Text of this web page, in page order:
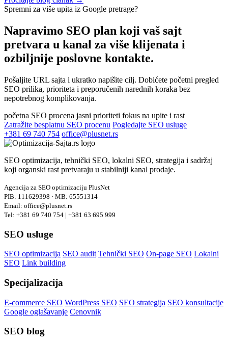
Spremni za više upita iz Google pretrage?
Napravimo SEO plan koji vaš sajt
pretvara u kanal za više klijenata i
ozbiljnije poslovne kontakte.
Pošaljite URL sajta i ukratko napišite cilj. Dobićete početni pregled
SEO prilika, prioriteta i preporučenih narednih koraka bez
nepotrebnog komplikovanja.
početna SEO procena jasni prioriteti fokus na upite i rast
Zatražite besplatnu SEO procenu Pogledajte SEO usluge
+381 69 740 754 office@plusnet.rs
SEO optimizacija, tehnički SEO, lokalni SEO, strategija i sadržaj
koji organski rast pretvaraju u stabilniji kanal prodaje.
Agencija za SEO optimizaciju PlusNet
PIB: 111629398 · MB: 65551314
Email: office@plusnet.rs
Tel: +381 69 740 754 | +381 63 695 999
SEO usluge
SEO optimizacija SEO audit Tehnički SEO On-page SEO Lokalni
SEO Link building
Specijalizacija
E-commerce SEO WordPress SEO SEO strategija SEO konsultacije
Google oglašavanje Cenovnik
SEO blog